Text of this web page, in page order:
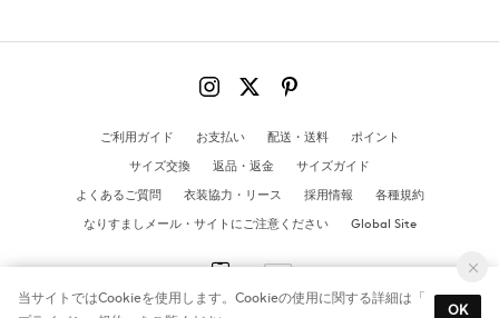
ご利用ガイド お支払い 配送・送料
ポイント
サイズ交換
返品・返金
サイズガイド
よくあるご質問
衣装協力・リース 採用情報
各種規約
なりすましメール・サイトにご注意ください
Global Site
当サイトではCookieを使用します。Cookieの使用に関する詳細は「
OK